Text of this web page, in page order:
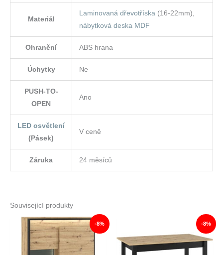
Materiál
Laminovaná dřevotříska (16-22mm),
nábytková deska MDF
Ohranění ABS hrana
Úchytky Ne
PUSH-TO-
OPEN
Ano
LED osvětlení
(Pásek)
V ceně
Záruka 24 měsíců
Související produkty
-8% -8%